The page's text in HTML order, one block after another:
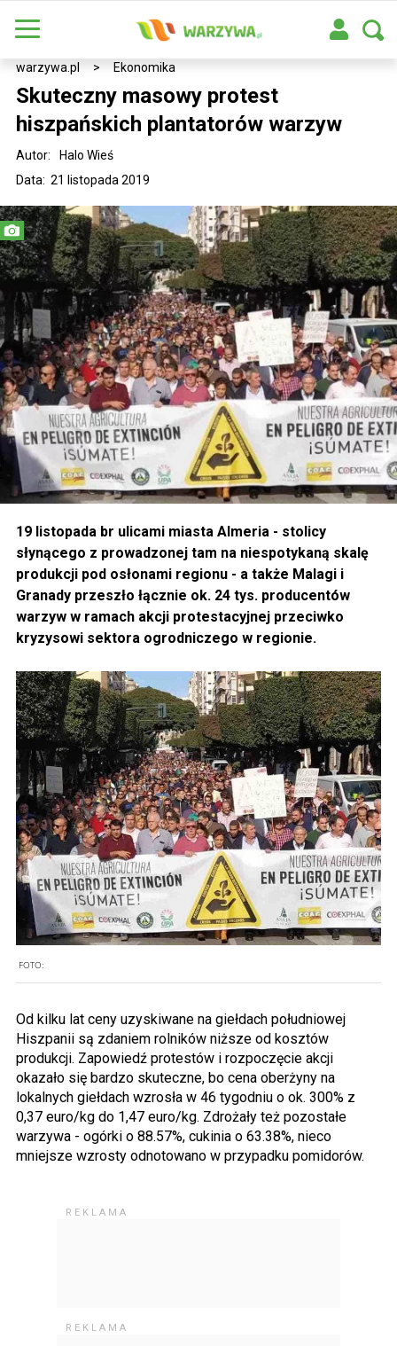
warzywa.pl > Ekonomika
Skuteczny masowy protest
hiszpańskich plantatorów warzyw
Data: 21 listopada 2019
Autor: Halo Wieś
19 listopada br ulicami miasta Almeria - stolicy
słynącego z prowadzonej tam na niespotykaną skalę
produkcji pod osłonami regionu - a także Malagi i
Granady przeszło łącznie ok. 24 tys. producentów
warzyw w ramach akcji protestacyjnej przeciwko
kryzysowi sektora ogrodniczego w regionie.
FOTO:
Od kilku lat ceny uzyskiwane na giełdach południowej
Hiszpanii są zdaniem rolników niższe od kosztów
produkcji. Zapowiedź protestów i rozpoczęcie akcji
okazało się bardzo skuteczne, bo cena oberżyny na
lokalnych giełdach wzrosła w 46 tygodniu o ok. 300% z
0,37 euro/kg do 1,47 euro/kg. Zdrożały też pozostałe
warzywa - ogórki o 88.57%, cukinia o 63.38%, nieco
mniejsze wzrosty odnotowano w przypadku pomidorów.